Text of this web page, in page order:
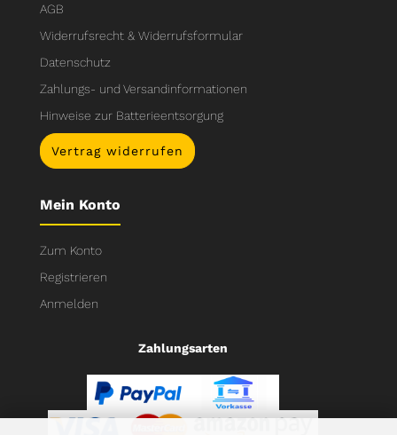
AGB
Widerrufsrecht & Widerrufsformular
Datenschutz
Zahlungs- und Versandinformationen
Hinweise zur Batterieentsorgung
Vertrag widerrufen
Mein Konto
Zum Konto
Registrieren
Anmelden
Zahlungsarten